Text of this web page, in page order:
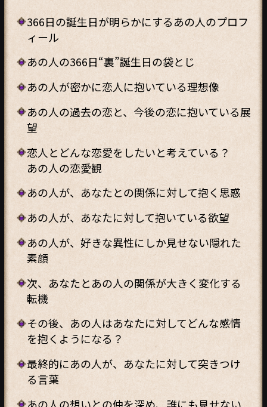
366日の誕生日が明らかにするあの人のプロフ
ィール
あの人の366日“裏”誕生日の袋とじ
あの人が密かに恋人に抱いている理想像
あの人の過去の恋と、今後の恋に抱いている展
望
恋人とどんな恋愛をしたいと考えている？
あの人の恋愛観
あの人が、あなたとの関係に対して抱く思惑
あの人が、あなたに対して抱いている欲望
あの人が、好きな異性にしか見せない隠れた
素顔
次、あなたとあの人の関係が大きく変化する
転機
その後、あの人はあなたに対してどんな感情
を抱くようになる？
最終的にあの人が、あなたに対して突きつけ
る言葉